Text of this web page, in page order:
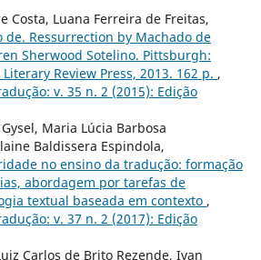
Costa, Luana Ferreira de Freitas,
de. Ressurrection by Machado de
Sherwood Sotelino. Pittsburgh:
Review Press, 2013. 162 p. ,
v. 35 n. 2 (2015): Edição
Maria Lúcia Barbosa
Baldissera Espindola,
no ensino da tradução: formação
abordagem por tarefas de
textual baseada em contexto ,
v. 37 n. 2 (2017): Edição
Carlos de Brito Rezende, Ivan